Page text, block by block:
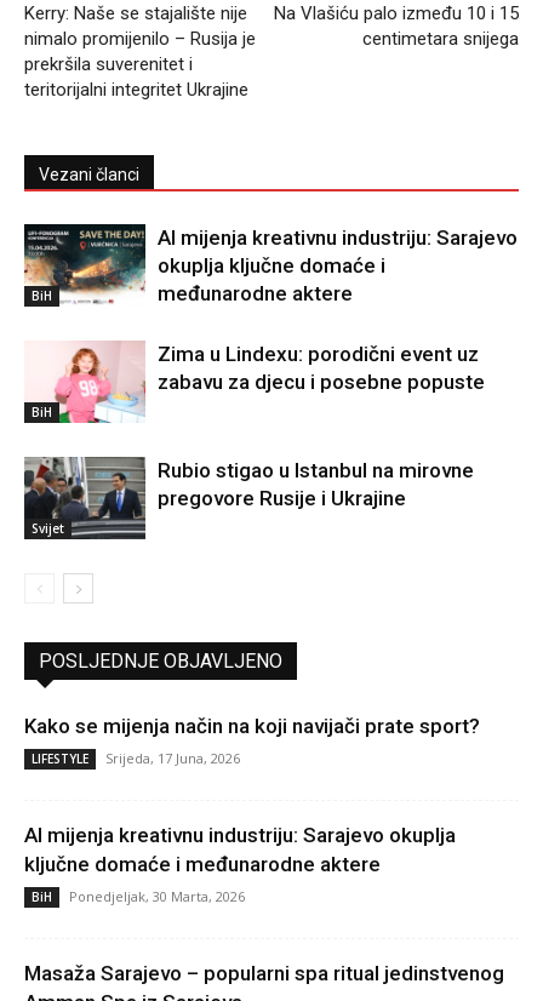
Kerry: Naše se stajalište nije
nimalo promijenilo – Rusija je
prekršila suverenitet i
teritorijalni integritet Ukrajine
Na Vlašiću palo između 10 i 15
centimetara snijega
Vezani članci
BiH
AI mijenja kreativnu industriju: Sarajevo
okuplja ključne domaće i
međunarodne aktere
BiH
Zima u Lindexu: porodični event uz
zabavu za djecu i posebne popuste
Svijet
Rubio stigao u Istanbul na mirovne
pregovore Rusije i Ukrajine
POSLJEDNJE OBJAVLJENO
Kako se mijenja način na koji navijači prate sport?
LIFESTYLE Srijeda, 17 Juna, 2026
AI mijenja kreativnu industriju: Sarajevo okuplja
ključne domaće i međunarodne aktere
BiH Ponedjeljak, 30 Marta, 2026
Masaža Sarajevo – popularni spa ritual jedinstvenog